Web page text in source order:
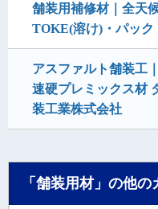
舗装用補修材｜全天
TOKE(溶け)・パッ
アスファルト舗装工
速硬プレミックス材
装工業株式会社
「舗装用材」の他の